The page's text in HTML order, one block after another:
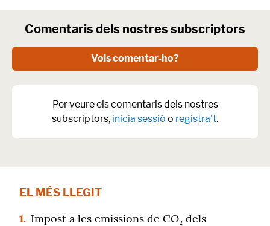
Comentaris dels nostres subscriptors
Vols comentar-ho?
Per veure els comentaris dels nostres
subscriptors, inicia sessió o registra't.
EL MÉS LLEGIT
1. Impost a les emissions de CO₂ dels